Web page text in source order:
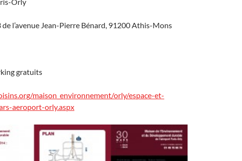
de l’avenue Jean-Pierre Bénard, 91200 Athis-Mons
gratuits
maison_environnement/orly/espace-et-
aeroport-orly.aspx